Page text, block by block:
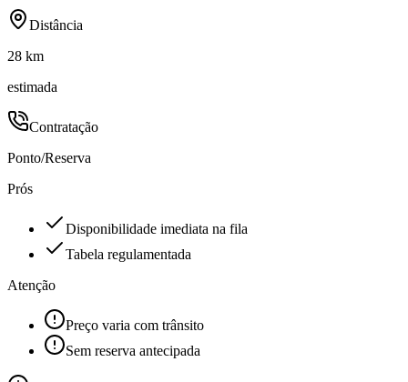
Distância
28 km
estimada
Contratação
Ponto/Reserva
Prós
Disponibilidade imediata na fila
Tabela regulamentada
Atenção
Preço varia com trânsito
Sem reserva antecipada